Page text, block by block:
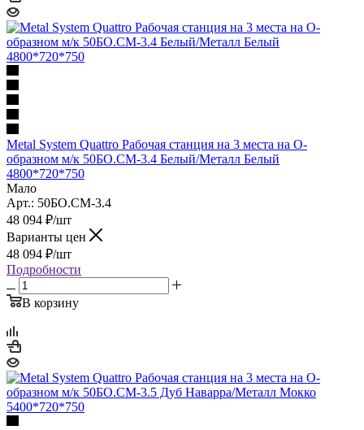
Metal System Quattro Рабочая станция на 3 места на О-
образном м/к 50БО.СМ-3.4 Белый/Металл Белый
4800*720*750
Мало
Арт.: 50БО.СМ-3.4
48 094 ₽/шт
Варианты цен
48 094 ₽/шт
Подробности
В корзину